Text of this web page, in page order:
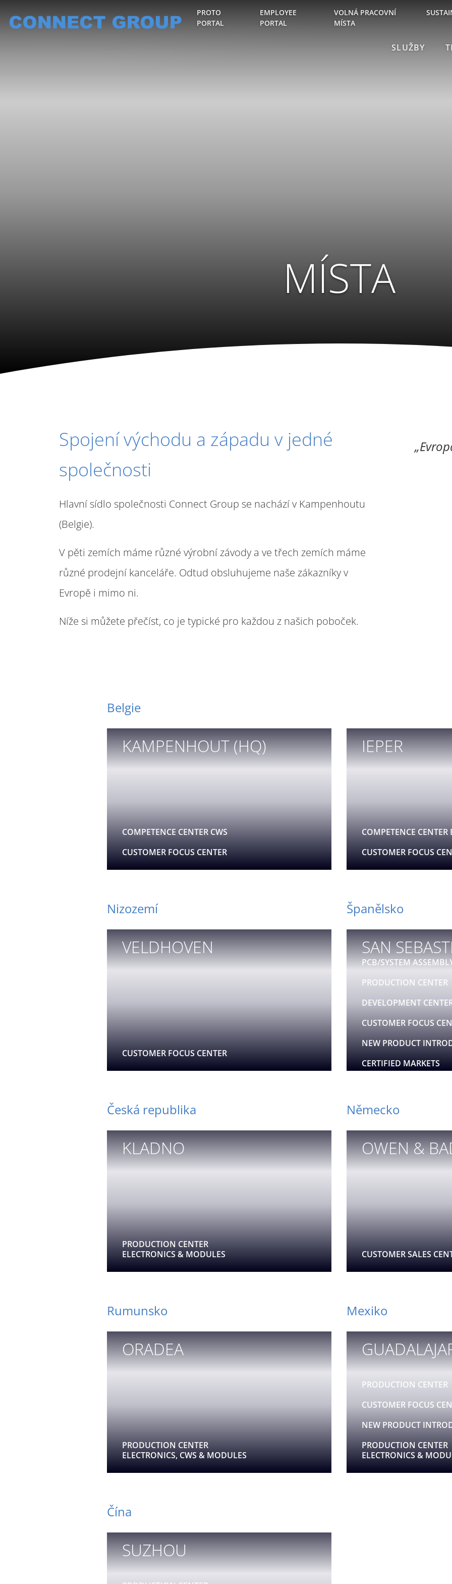
PROTO
PORTAL
EMPLOYEE
PORTAL
VOLNÁ PRACOVNÍ
MÍSTA
SLUŽBY
MÍSTA
Spojení východu a západu v jedné
společnosti
Hlavní sídlo společnosti Connect Group se nachází v Kampenhoutu
(Belgie).
V pěti zemích máme různé výrobní závody a ve třech zemích máme
různé prodejní kanceláře. Odtud obsluhujeme naše zákazníky v
Evropě i mimo ni.
Níže si můžete přečíst, co je typické pro každou z našich poboček.
Belgie
KAMPENHOUT (HQ)
COMPETENCE CENTER CWS
CUSTOMER FOCUS CENTER
IEPER
COMPETENCE CENTER
CUSTOMER FOCUS
Nizozemí
VELDHOVEN
CUSTOMER FOCUS CENTER
Španělsko
SAN
PCB/SYSTEM
PRODUCTION CENTER
DEVELOPMENT
CUSTOMER FOCUS
NEW PRODUCT
CERTIFIED MARKETS
Česká republika
KLADNO
PRODUCTION CENTER
ELECTRONICS & MODULES
Německo
OWEN &
CUSTOMER SALES
Rumunsko
ORADEA
PRODUCTION CENTER
ELECTRONICS, CWS & MODULES
Mexiko
PRODUCTION CENTER
CUSTOMER FOCUS
NEW PRODUCT
PRODUCTION CENTER
ELECTRONICS &
Čína
SUZHOU